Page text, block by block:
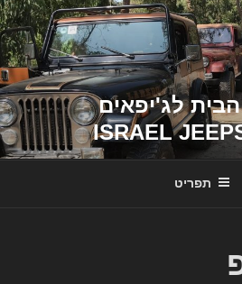
לג'יפאים
תפריט